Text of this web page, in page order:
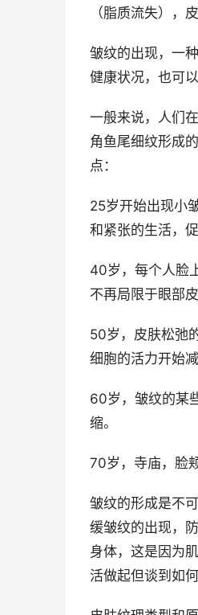
（脂质流失），
皱纹的出现，一
健康状况，也可
一般来说，人们
角鱼尾细纹形成
点：
25岁开始出现小
和紧张的生活，
40岁，每个人脸
不再局限于眼部
50岁，皮肤松弛
细胞的活力开始
60岁，皱纹的某
缩。
70岁，寺庙，脸
皱纹的形成是不
缓皱纹的出现，
身体，这是因为
活做起但谈到如